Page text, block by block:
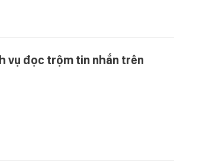
vụ đọc trộm tin nhắn trên